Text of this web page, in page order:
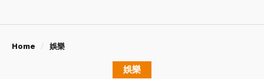
Home 娛樂
娛樂